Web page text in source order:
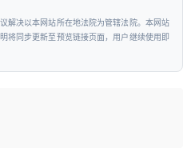
解决以本网站所在地法院为管辖法院。本网站
将同步更新至预览链接页面，用户继续使用即